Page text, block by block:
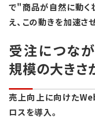
で"商品が自然に動く
え、 この動きを加速さ
受注につな
規模の大きさ
売上向上に向けた
ロスを導入。